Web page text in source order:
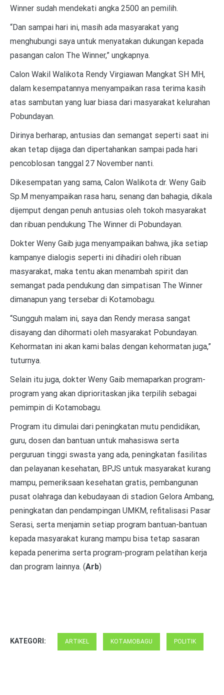
Winner sudah mendekati angka 2500 an pemilih.
“Dan sampai hari ini, masih ada masyarakat yang
menghubungi saya untuk menyatakan dukungan kepada
pasangan calon The Winner,” ungkapnya.
Calon Wakil Walikota Rendy Virgiawan Mangkat SH MH,
dalam kesempatannya menyampaikan rasa terima kasih
atas sambutan yang luar biasa dari masyarakat kelurahan
Pobundayan.
Dirinya berharap, antusias dan semangat seperti saat ini
akan tetap dijaga dan dipertahankan sampai pada hari
pencoblosan tanggal 27 November nanti.
Dikesempatan yang sama, Calon Walikota dr. Weny Gaib
Sp.M menyampaikan rasa haru, senang dan bahagia, dikala
dijemput dengan penuh antusias oleh tokoh masyarakat
dan ribuan pendukung The Winner di Pobundayan.
Dokter Weny Gaib juga menyampaikan bahwa, jika setiap
kampanye dialogis seperti ini dihadiri oleh ribuan
masyarakat, maka tentu akan menambah spirit dan
semangat pada pendukung dan simpatisan The Winner
dimanapun yang tersebar di Kotamobagu.
“Sungguh malam ini, saya dan Rendy merasa sangat
disayang dan dihormati oleh masyarakat Pobundayan.
Kehormatan ini akan kami balas dengan kehormatan juga,”
tuturnya.
Selain itu juga, dokter Weny Gaib memaparkan program-
program yang akan diprioritaskan jika terpilih sebagai
pemimpin di Kotamobagu.
Program itu dimulai dari peningkatan mutu pendidikan,
guru, dosen dan bantuan untuk mahasiswa serta
perguruan tinggi swasta yang ada, peningkatan fasilitas
dan pelayanan kesehatan, BPJS untuk masyarakat kurang
mampu, pemeriksaan kesehatan gratis, pembangunan
pusat olahraga dan kebudayaan di stadion Gelora Ambang,
peningkatan dan pendampingan UMKM, refitalisasi Pasar
Serasi, serta menjamin setiap program bantuan-bantuan
kepada masyarakat kurang mampu bisa tetap sasaran
kepada penerima serta program-program pelatihan kerja
dan program lainnya. (Arb)
KATEGORI: ARTIKEL KOTAMOBAGU POLITIK